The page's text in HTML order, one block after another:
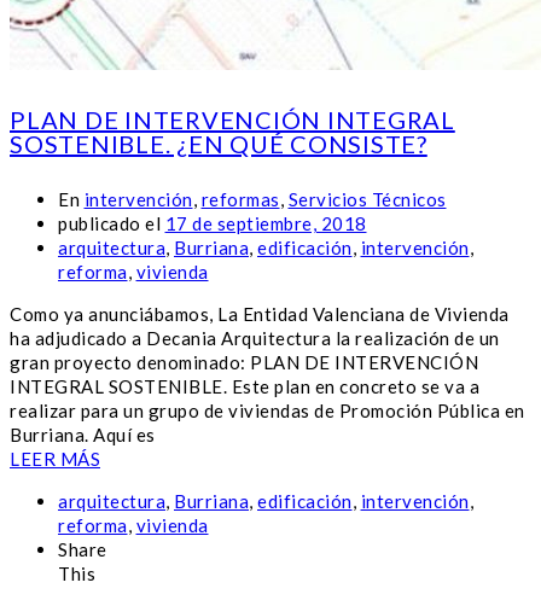
PLAN DE INTERVENCIÓN INTEGRAL
SOSTENIBLE. ¿EN QUÉ CONSISTE?
En intervención, reformas, Servicios Técnicos
publicado el 17 de septiembre, 2018
arquitectura, Burriana, edificación, intervención,
reforma, vivienda
Como ya anunciábamos, La Entidad Valenciana de Vivienda
ha adjudicado a Decania Arquitectura la realización de un
gran proyecto denominado: PLAN DE INTERVENCIÓN
INTEGRAL SOSTENIBLE. Este plan en concreto se va a
realizar para un grupo de viviendas de Promoción Pública en
Burriana. Aquí es
LEER MÁS
arquitectura, Burriana, edificación, intervención,
reforma, vivienda
Share
This